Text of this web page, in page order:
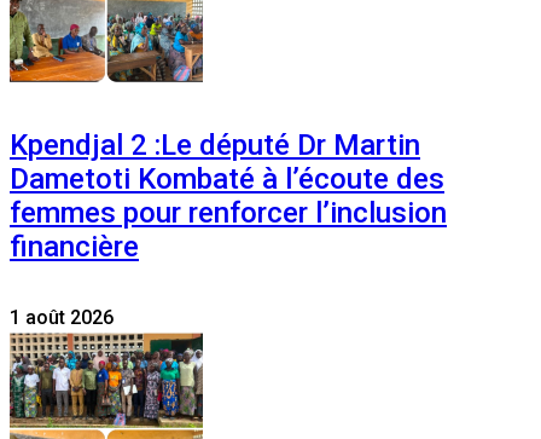
Kpendjal 2 :Le député Dr Martin
Dametoti Kombaté à l’écoute des
femmes pour renforcer l’inclusion
financière
1 août 2026